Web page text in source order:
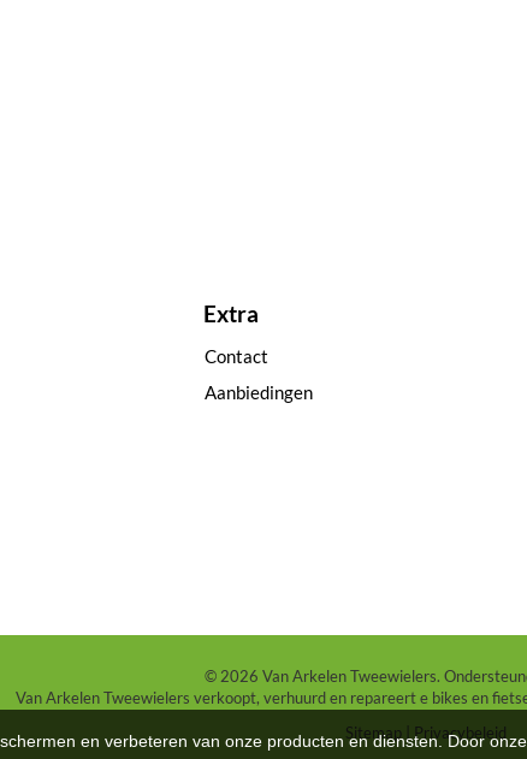
Extra
Contact
Aanbiedingen
© 2026 Van Arkelen Tweewielers.
Van Arkelen Tweewielers verkoopt, verhuurd en repareert e bikes en
Sitemap
Privacybeleid
en verbeteren van onze producten en diensten. Door